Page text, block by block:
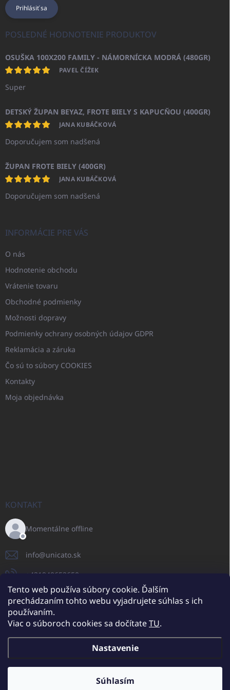
Tento web používa súbory cookie. Ďalším
prechádzaním tohto webu vyjadrujete súhlas s ich
používaním.
Viac o súboroch cookies sa dočítateTU.
Nastavenie
Súhlasím
Prihlásiť sa
POSLEDNÉ HODNOTENIE PRODUKTOV
OSUŠKA 100X200 FAMILY - NÁMORNÍCKA MODRÁ (480GR)
PAVEL ČÍŽEK
Super
DETSKÝ ŽUPAN BEYAZ, FROTE BIELY S KAPUCŇOU (400GR)
JANA KUBÁČKOVÁ
Doporučujem som nadšená
ŽUPAN FROTE BIELY (400GR)
JANA KUBÁČKOVÁ
Doporučujem som nadšená
INFORMÁCIE PRE VÁS
O nás
Hodnotenie obchodu
Vrátenie tovaru
Obchodné podmienky
Možnosti dopravy
Podmienky ochrany osobných údajov GDPR
Reklamácia a záruka
Čo sú to súbory COOKIES
Kontakty
Moja objednávka
KONTAKT
Momentálne offline
info@unicato.sk
+421940652650
UNICATO.sk
UNICATOshop.pl UNICATOshop.de
Copyright 2026UNICATO.sk. Všetky práva vyhradené.Upraviť nastavenie
cookies
Dodatočné zľavy pre VO odberateľov (pri minimálnej objednávke 400